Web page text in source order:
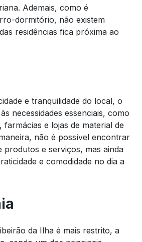
Ademais, como é
dormitório, não existem
residências fica próxima ao
e tranquilidade do local, o
necessidades essenciais, como
farmácias e lojas de material de
não é possível encontrar
produtos e serviços, mas ainda
e comodidade no dia a
da Ilha é mais restrito, a